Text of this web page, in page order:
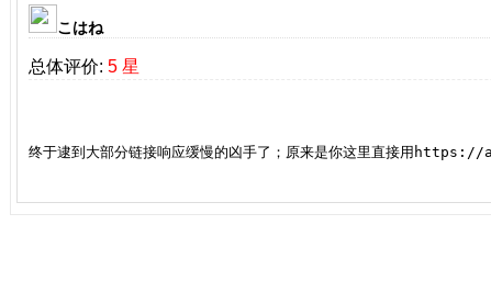
こはね
总体评价: 5 星
终于逮到大部分链接响应缓慢的凶手了；原来是你这里直接用